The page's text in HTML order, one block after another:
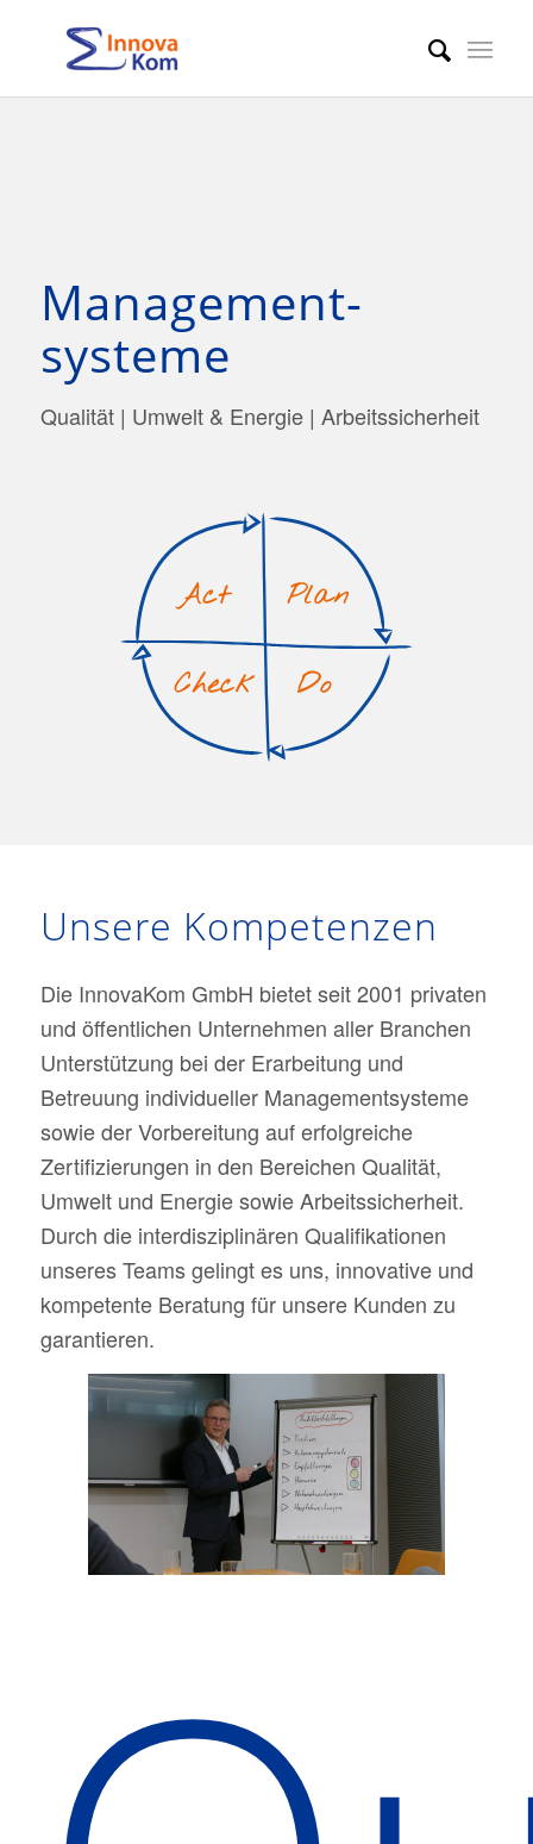
Management­
systeme
Qualität | Umwelt & Energie | Arbeitssicherheit
Unsere Kompetenzen
Die InnovaKom GmbH bietet seit 2001 privaten
und öffentlichen Unternehmen aller Branchen
Unterstützung bei der Erarbeitung und
Betreuung individueller Managementsysteme
sowie der Vorbereitung auf erfolgreiche
Zertifizierungen in den Bereichen Qualität,
Umwelt und Energie sowie Arbeitssicherheit.
Durch die interdisziplinären Qualifikationen
unseres Teams gelingt es uns, innovative und
kompetente Beratung für unsere Kunden zu
garantieren.